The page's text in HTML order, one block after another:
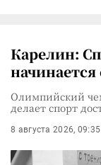
Карелин:
Олимпийский
делает спорт
8 августа 2026, 09:35